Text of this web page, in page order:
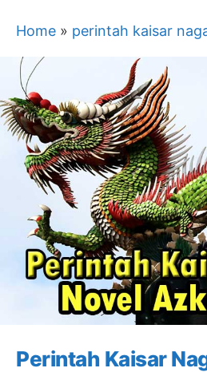
Home » perintah kaisar
Perintah Kaisar